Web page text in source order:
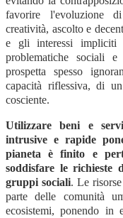
favorire l'evoluzione
creatività, ascolto e
e gli interessi impliciti
problematiche sociali
prospetta spesso
capacità riflessiva, di
cosciente.
Utilizzare beni e
intrusive e rapide
pianeta è finito e
soddisfare le richieste
gruppi sociali. Le
parte delle comunità
ecosistemi, ponendo in